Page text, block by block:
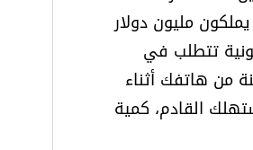
مليون دولار
تتطلب في
من هاتفك أثناء
القادم، كمية